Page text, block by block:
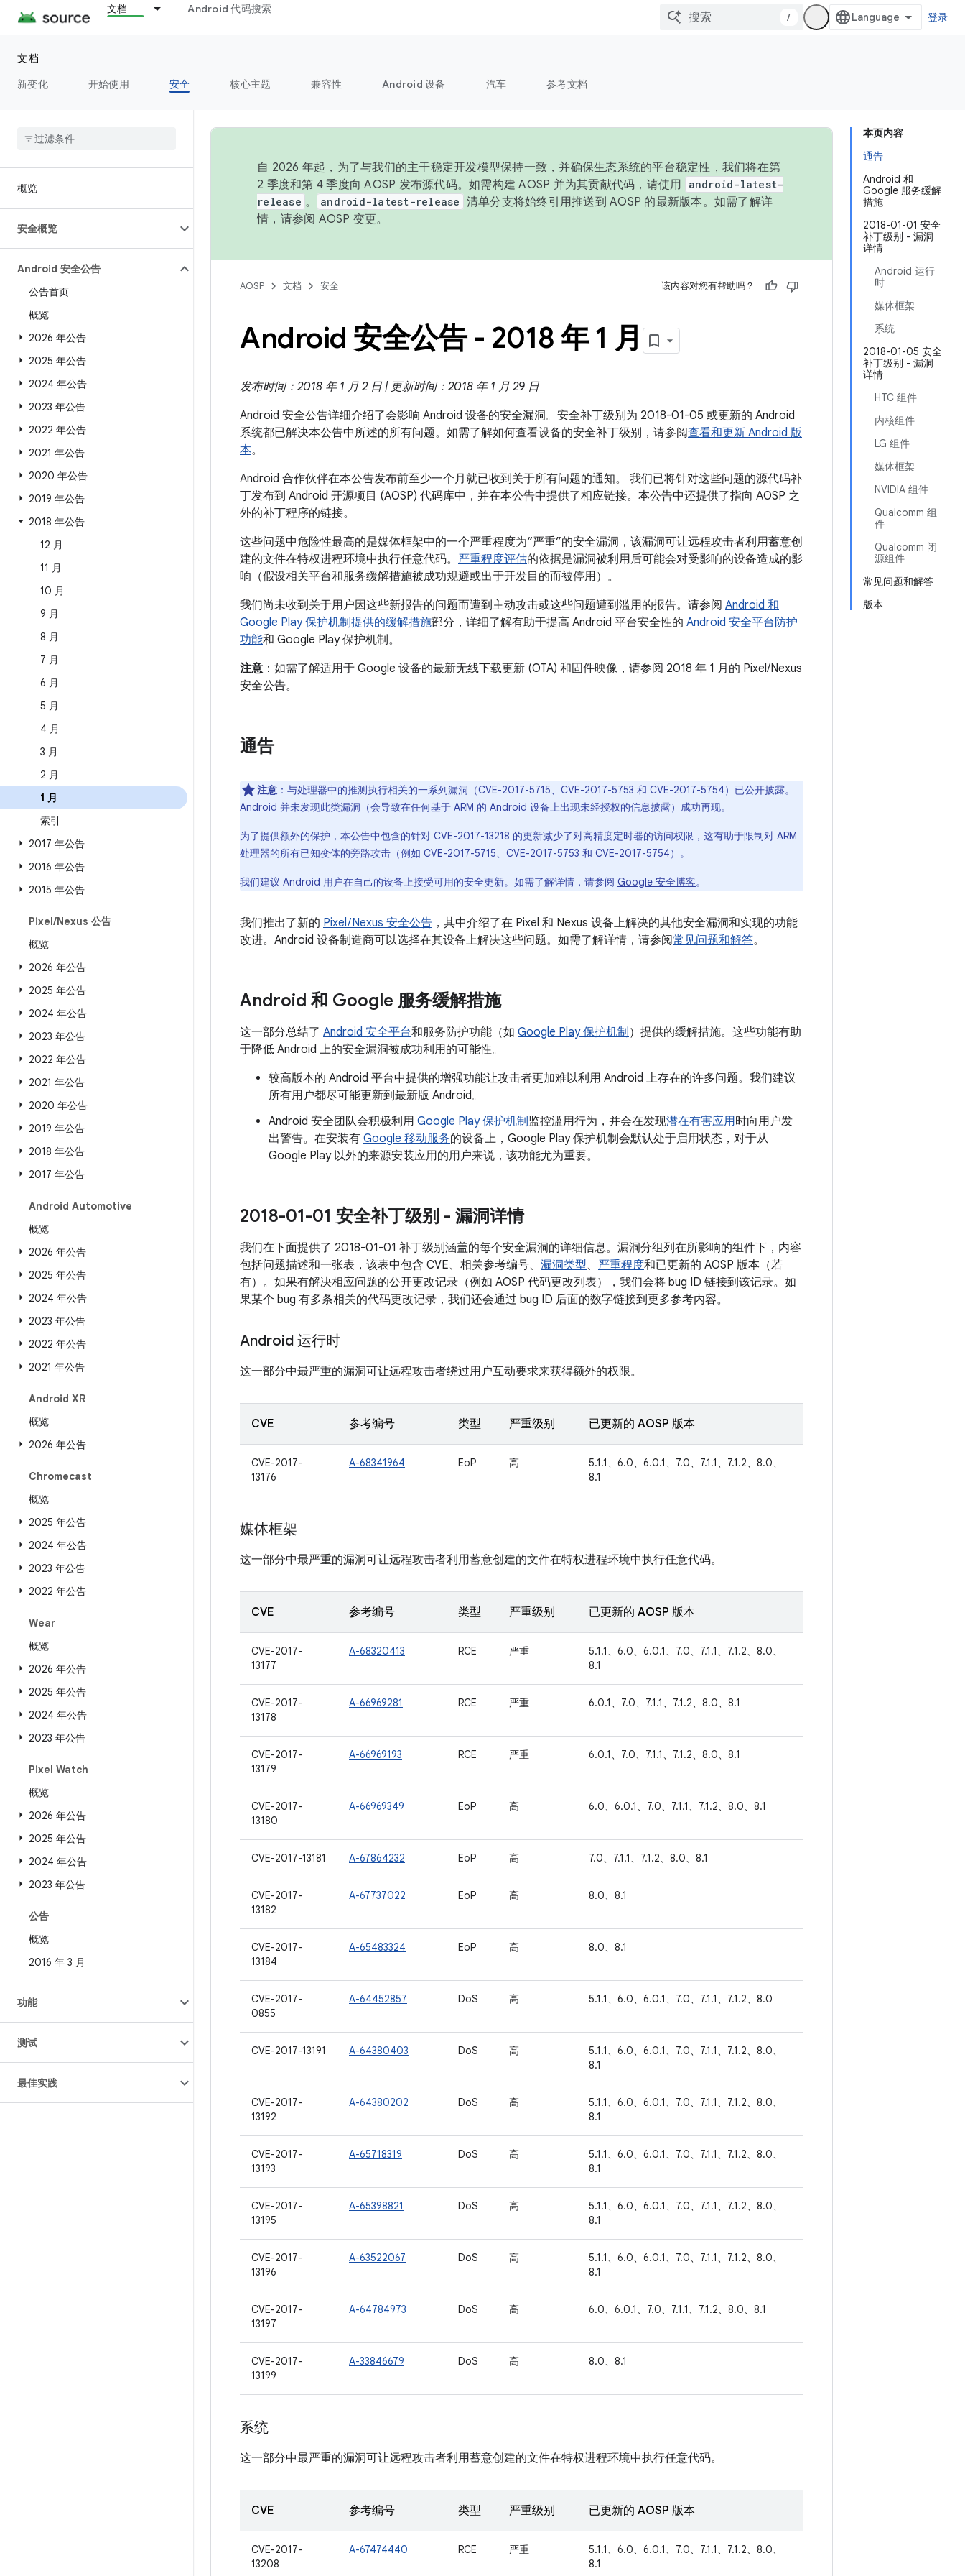
文档 Android 代码搜索
/ 登录
文档
新变化
开始使用 安全 核心主题 兼容性 Android 设备 汽车 参考文档
概览
安全概览
Android 安全公告
公告首页
概览
2026 年公告
2025 年公告
2024 年公告
2023 年公告
2022 年公告
2021 年公告
2020 年公告
2019 年公告
2018 年公告
12 月
11 月
10 月
9 月
8 月
7 月
6 月
5 月
4 月
3 月
2 月
1 月
索引
2017 年公告
2016 年公告
2015 年公告
Pixel/Nexus 公告
概览
2026 年公告
2025 年公告
2024 年公告
2023 年公告
2022 年公告
2021 年公告
2020 年公告
2019 年公告
2018 年公告
2017 年公告
Android Automotive
概览
2026 年公告
2025 年公告
2024 年公告
2023 年公告
2022 年公告
2021 年公告
Android XR
概览
2026 年公告
Chromecast
概览
2025 年公告
2024 年公告
2023 年公告
2022 年公告
Wear
概览
2026 年公告
2025 年公告
2024 年公告
2023 年公告
Pixel Watch
概览
2026 年公告
2025 年公告
2024 年公告
2023 年公告
公告
概览
2016 年 3 月
功能
测试
最佳实践
本页内容
通告
Android 和
Google 服务缓解
措施
2018-01-01 安全
补丁级别 - 漏洞
详情
Android 运行
时
媒体框架
系统
2018-01-05 安全
补丁级别 - 漏洞
详情
HTC 组件
内核组件
LG 组件
媒体框架
NVIDIA 组件
Qualcomm 组
件
Qualcomm 闭
源组件
常见问题和解答
版本
自 2026 年起，为了与我们的主干稳定开发模型保持一致，并确保生态系统的平台稳定性，我们将在第
2 季度和第 4 季度向 AOSP 发布源代码。如需构建 AOSP 并为其贡献代码，请使用
android-latest-
release 。 android-latest-release 清单分支将始终引用推送到 AOSP 的最新版本。如需了解详
情，请参阅 AOSP 变更。
AOSP 文档 安全 该内容对您有帮助吗？
Android 安全公告 - 2018 年 1 月
发布时间：2018 年 1 月 2 日 | 更新时间：2018 年 1 月 29 日
Android 安全公告详细介绍了会影响 Android 设备的安全漏洞。安全补丁级别为 2018-01-05 或更新的 Android
系统都已解决本公告中所述的所有问题。如需了解如何查看设备的安全补丁级别，请参阅查看和更新 Android 版
本。
Android 合作伙伴在本公告发布前至少一个月就已收到关于所有问题的通知。 我们已将针对这些问题的源代码补
丁发布到 Android 开源项目 (AOSP) 代码库中，并在本公告中提供了相应链接。本公告中还提供了指向 AOSP 之
外的补丁程序的链接。
这些问题中危险性最高的是媒体框架中的一个严重程度为“严重”的安全漏洞，该漏洞可让远程攻击者利用蓄意创
建的文件在特权进程环境中执行任意代码。 严重程度评估的依据是漏洞被利用后可能会对受影响的设备造成的影
响（假设相关平台和服务缓解措施被成功规避或出于开发目的而被停用）。
我们尚未收到关于用户因这些新报告的问题而遭到主动攻击或这些问题遭到滥用的报告。请参阅 Android 和
Google Play 保护机制提供的缓解措施部分，详细了解有助于提高 Android 平台安全性的 Android 安全平台防护
功能和 Google Play 保护机制。
注意：如需了解适用于 Google 设备的最新无线下载更新 (OTA) 和固件映像，请参阅 2018 年 1 月的 Pixel/Nexus
安全公告。
通告
注意 ：与处理器中的推测执行相关的一系列漏洞（CVE-2017-5715、CVE-2017-5753 和 CVE-2017-5754）已公开披露。
Android 并未发现此类漏洞（会导致在任何基于 ARM 的 Android 设备上出现未经授权的信息披露）成功再现。
为了提供额外的保护，本公告中包含的针对 CVE-2017-13218 的更新减少了对高精度定时器的访问权限，这有助于限制对 ARM
处理器的所有已知变体的旁路攻击（例如 CVE-2017-5715、CVE-2017-5753 和 CVE-2017-5754）。
我们建议 Android 用户在自己的设备上接受可用的安全更新。如需了解详情，请参阅 Google 安全博客。
我们推出了新的 Pixel / Nexus 安全公告 ，其中介绍了在 Pixel 和 Nexus 设备上解决的其他安全漏洞和实现的功能
改进。Android 设备制造商可以选择在其设备上解决这些问题。如需了解详情，请参阅常见问题和解答。
Android 和 Google 服务缓解措施
这一部分总结了 Android 安全平台和服务防护功能（如 Google Play 保护机制 ）提供的缓解措施。这些功能有助
于降低 Android 上的安全漏洞被成功利用的可能性。
较高版本的 Android 平台中提供的增强功能让攻击者更加难以利用 Android 上存在的许多问题。我们建议
所有用户都尽可能更新到最新版 Android。
Android 安全团队会积极利用 Google Play 保护机制监控滥用行为，并会在发现潜在有害应用时向用户发
出警告。在安装有 Google 移动服务的设备上，Google Play 保护机制会默认处于启用状态，对于从
Google Play 以外的来源安装应用的用户来说，该功能尤为重要。
2018-01-01 安全补丁级别 - 漏洞详情
我们在下面提供了 2018-01-01 补丁级别涵盖的每个安全漏洞的详细信息。漏洞分组列在所影响的组件下，内容
包括问题描述和一张表，该表中包含 CVE、相关参考编号、 漏洞类型、 严重程度和已更新的 AOSP 版本（若
有）。如果有解决相应问题的公开更改记录（例如 AOSP 代码更改列表），我们会将 bug ID 链接到该记录。如
果某个 bug 有多条相关的代码更改记录，我们还会通过 bug ID 后面的数字链接到更多参考内容。
Android 运行时
这一部分中最严重的漏洞可让远程攻击者绕过用户互动要求来获得额外的权限。
CVE 参考编号 类型 严重级别 已更新的 AOSP 版本
CVE-2017-
13176
A-68341964 EoP 高
5.1.1、6.0、6.0.1、7.0、7.1.1、7.1.2、8.0、
8.1
媒体框架
这一部分中最严重的漏洞可让远程攻击者利用蓄意创建的文件在特权进程环境中执行任意代码。
CVE 参考编号 类型 严重级别 已更新的 AOSP 版本
CVE-2017-
13177
A-68320413 RCE 严重
5.1.1、6.0、6.0.1、7.0、7.1.1、7.1.2、8.0、
8.1
CVE-2017-
13178
A-66969281 RCE 严重 6.0.1、7.0、7.1.1、7.1.2、8.0、8.1
CVE-2017-
13179
A-66969193 RCE 严重 6.0.1、7.0、7.1.1、7.1.2、8.0、8.1
CVE-2017-
13180
A-66969349 EoP 高 6.0、6.0.1、7.0、7.1.1、7.1.2、8.0、8.1
CVE-2017-13181 A-67864232 EoP 高 7.0、7.1.1、7.1.2、8.0、8.1
CVE-2017-
13182
A-67737022 EoP 高 8.0、8.1
CVE-2017-
13184
A-65483324 EoP 高 8.0、8.1
CVE-2017-
0855
A-64452857 DoS 高 5.1.1、6.0、6.0.1、7.0、7.1.1、7.1.2、8.0
CVE-2017-13191 A-64380403 DoS 高
5.1.1、6.0、6.0.1、7.0、7.1.1、7.1.2、8.0、
8.1
CVE-2017-
13192
A-64380202 DoS 高
5.1.1、6.0、6.0.1、7.0、7.1.1、7.1.2、8.0、
8.1
CVE-2017-
13193
A-65718319 DoS 高
5.1.1、6.0、6.0.1、7.0、7.1.1、7.1.2、8.0、
8.1
CVE-2017-
13195
A-65398821 DoS 高
5.1.1、6.0、6.0.1、7.0、7.1.1、7.1.2、8.0、
8.1
CVE-2017-
13196
A-63522067 DoS 高
5.1.1、6.0、6.0.1、7.0、7.1.1、7.1.2、8.0、
8.1
CVE-2017-
13197
A-64784973 DoS 高 6.0、6.0.1、7.0、7.1.1、7.1.2、8.0、8.1
CVE-2017-
13199
A-33846679 DoS 高 8.0、8.1
系统
这一部分中最严重的漏洞可让远程攻击者利用蓄意创建的文件在特权进程环境中执行任意代码。
CVE 参考编号 类型 严重级别 已更新的 AOSP 版本
CVE-2017-
13208
A-67474440 RCE 严重
5.1.1、6.0、6.0.1、7.0、7.1.1、7.1.2、8.0、
8.1